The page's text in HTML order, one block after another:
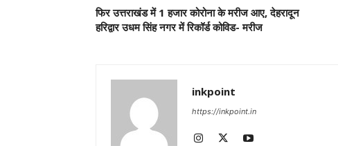
फिर उत्तराखंड में 1 हजार कोरोना के मरीज आए, देहरादून
हरिद्वार उधम सिंह नगर में रिकॉर्ड कोविड- मरीज
inkpoint
https://inkpoint.in